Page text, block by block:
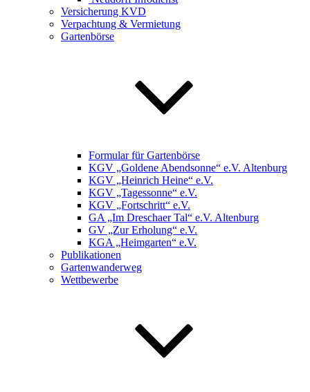
Versicherung KVD
Verpachtung & Vermietung
Gartenbörse
Formular für Gartenbörse
KGV „Goldene Abendsonne“ e.V. Altenburg
KGV „Heinrich Heine“ e.V.
KGV „Tagessonne“ e.V.
KGV „Fortschritt“ e.V.
GA „Im Dreschaer Tal“ e.V. Altenburg
GV „Zur Erholung“ e.V.
KGA „Heimgarten“ e.V.
Publikationen
Gartenwanderweg
Wettbewerbe